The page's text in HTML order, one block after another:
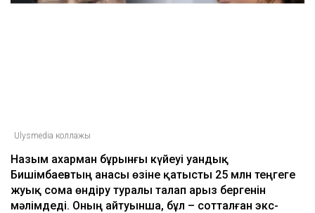
Ulysmedia коллажы
Назым Қахарман бұрынғы күйеуі Қуандық
Бишімбаевтың анасы өзіне қатысты 25 млн теңгеге
жуық сома өндіру туралы талап арыз бергенін
мәлімдеді. Оның айтуынша, бұл – сотталған экс-